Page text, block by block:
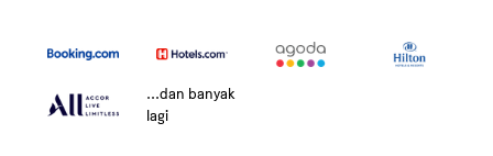
...dan banyak
lagi